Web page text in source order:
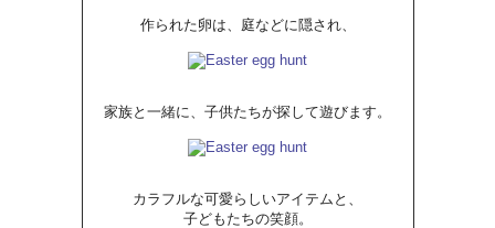
作られた卵は、庭などに隠され、
家族と一緒に、子供たちが探して遊びます。
カラフルな可愛らしいアイテムと、
子どもたちの笑顔。